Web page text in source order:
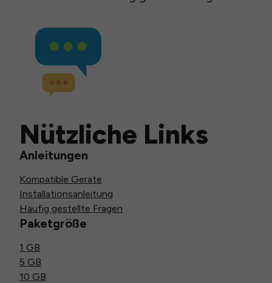
Nützliche Links
Anleitungen
Kompatible Geräte
Installationsanleitung
Häufig gestellte Fragen
Paketgröße
1 GB
5 GB
10 GB